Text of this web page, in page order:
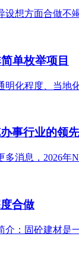
设想方面合做不
单枚举项目
明化程度、当地
事行业的领
消息，2026年
合做
介：固砼建材是